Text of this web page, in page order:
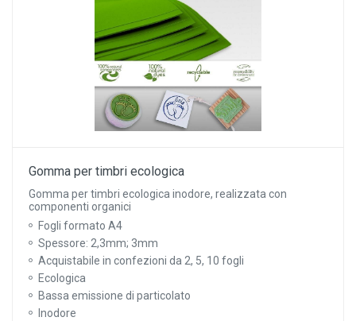
Gomma per timbri ecologica
Gomma per timbri ecologica inodore, realizzata con
componenti organici
Fogli formato A4
Spessore: 2,3mm; 3mm
Acquistabile in confezioni da 2, 5, 10 fogli
Ecologica
Bassa emissione di particolato
Inodore